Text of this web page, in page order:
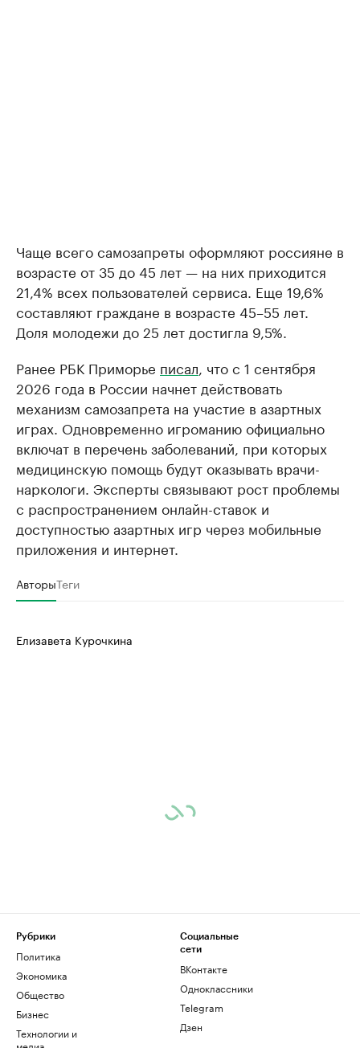
Чаще всего самозапреты оформляют россияне в
возрасте от 35 до 45 лет — на них приходится
21,4% всех пользователей сервиса. Еще 19,6%
составляют граждане в возрасте 45–55 лет.
Доля молодежи до 25 лет достигла 9,5%.
Ранее РБК Приморье писал , что с 1 сентября
2026 года в России начнет действовать
механизм самозапрета на участие в азартных
играх. Одновременно игроманию официально
включат в перечень заболеваний, при которых
медицинскую помощь будут оказывать врачи-
наркологи. Эксперты связывают рост проблемы
с распространением онлайн-ставок и
доступностью азартных игр через мобильные
приложения и интернет.
АвторыТеги
Елизавета Курочкина
Рубрики
Политика
Экономика
Общество
Бизнес
Технологии и
Социальные
сети
ВКонтакте
Одноклассники
Telegram
Дзен